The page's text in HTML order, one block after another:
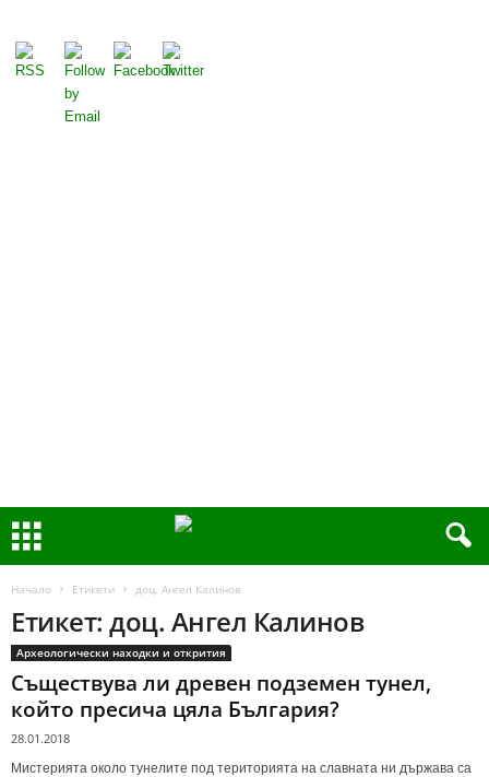
Начало Етикети доц. Ангел Калинов
Етикет: доц. Ангел Калинов
Археологически находки и открития
Съществува ли древен подземен тунел,
който пресича цяла България?
28.01.2018
Мистерията около тунелите под територията на славната ни държава са